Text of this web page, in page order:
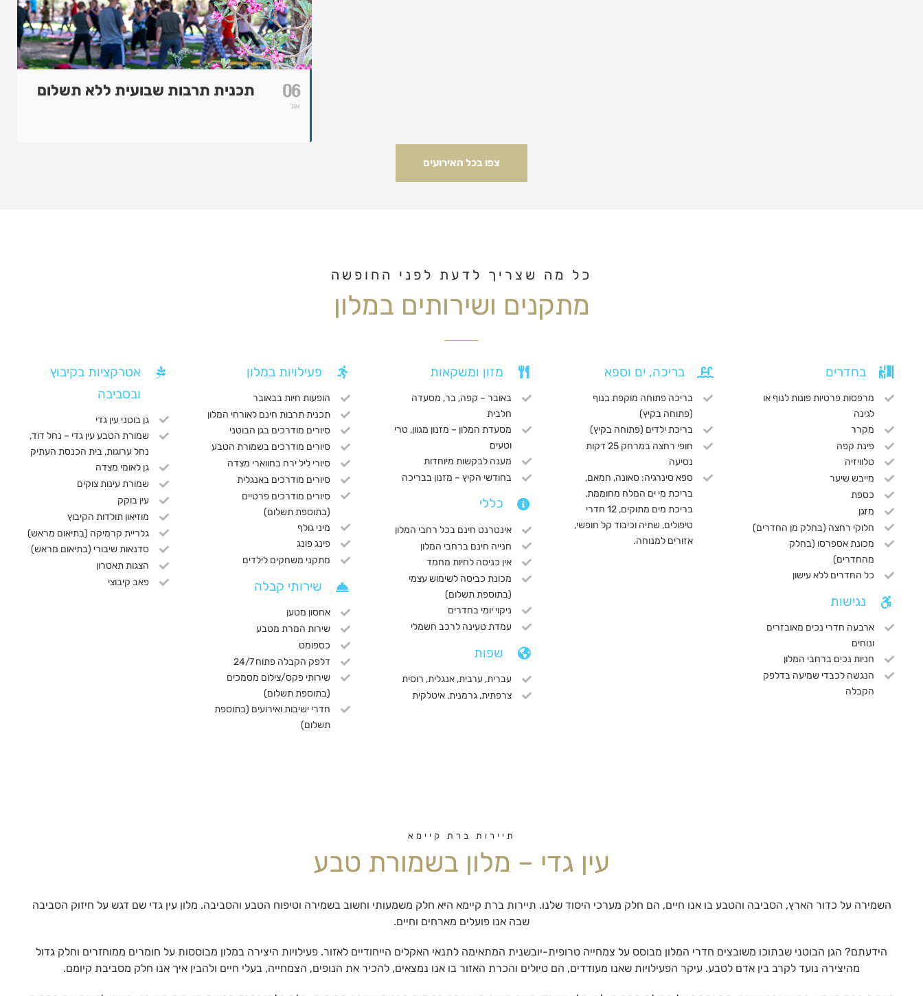
06
אוג'
תכנית תרבות שבועית ללא תשלום
צפו בכל האירועים
כל מה שצריך לדעת לפני החופשה
מתקנים ושירותים במלון
בחדרים
מרפסות פרטיות פונות לנוף או
לגינה
מקרר
פינת קפה
טלוויזיה
מייבש שיער
כספת
מזגן
חלוקי רחצה (בחלק מן החדרים)
מכונת אספרסו (בחלק
מהחדרים)
כל החדרים ללא עישון
נגישות
ארבעה חדרי נכים מאובזרים
ונוחים
חניות נכים ברחבי המלון
הנגשה לכבדי שמיעה בדלפק
הקבלה
בריכה, ים וספא
בריכה פתוחה מוקפת בנוף
(פתוחה בקיץ)
בריכת ילדים (פתוחה בקיץ)
חופי רחצה במרחק 25 דקות
נסיעה
ספא סינרגיה: סאונה, חמאם,
בריכת מי ים המלח מחוממת,
בריכת מים מתוקים, 12 חדרי
טיפולים, שתיה וכיבוד קל חופשי,
אזורים למנוחה.
מזון ומשקאות
באובר – קפה, בר, מסעדה
חלבית
מסעדת המלון – מזנון מגוון, טרי
וטעים
מענה לבקשות מיוחדות
בחודשי הקיץ – מזנון בבריכה
כללי
אינטרנט חינם בכל רחבי המלון
חנייה חינם ברחבי המלון
אין כניסה לחיות מחמד
מכונת כביסה לשימוש עצמי
(בתוספת תשלום)
ניקוי יומי בחדרים
עמדת טעינה לרכב חשמלי
שפות
עברית, ערבית, אנגלית, רוסית
צרפתית, גרמנית, איטלקית
פעילויות במלון
הופעות חיות בבאובר
תכנית תרבות חינם לאורחי המלון
סיורים מודרכים בגן הבוטני
סיורים מודרכים בשמורת הטבע
סיורי ליל ירח בחווארי מצדה
סיורים מודרכים באנגלית
סיורים מודרכים פרטיים
(בתוספת תשלום)
מיני גולף
פינג פונג
מתקני משחקים לילדים
שירותי קבלה
אחסון מטען
שירות המרת מטבע
כספומט
דלפק הקבלה פתוח 24/7
שירותי פקס/צילום מסמכים
(בתוספת תשלום)
חדרי ישיבות ואירועים (בתוספת
תשלום)
אטרקציות בקיבוץ
ובסביבה
גן בוטני עין גדי
שמורת הטבע עין גדי – נחל דוד,
נחל ערוגות, בית הכנסת העתיק
גן לאומי מצדה
שמורת עינות צוקים
עין בוקק
מוזיאון תולדות הקיבוץ
גלריית קרמיקה (בתיאום מראש)
סדנאות שיבורי (בתיאום מראש)
הצגות תאטרון
פאב קיבוצי
תיירות ברת קיימא
עין גדי – מלון בשמורת טבע
השמירה על כדור הארץ, הסביבה והטבע בו אנו חיים, הם חלק מערכי היסוד שלנו. תיירות ברת קיימא היא חלק משמעותי וחשוב בשמירה וטיפוח הטבע והסביבה. מלון עין גדי שם דגש על חיזוק הסביבה
שבה אנו פועלים מארחים וחיים.
הידעתם? הגן הבוטני שבתוכו משובצים חדרי המלון מבוסס על צמחייה טרופית-יובשנית המתאימה לתנאי האקלים הייחודיים לאזור. פעילויות היצירה במלון מבוססות על חומרים ממוחזרים וחלק גדול
מהיצירה נועד לקרב בין אדם לטבע. עיקר הפעילויות שאנו מעודדים, הם טיולים והכרת האזור בו אנו נמצאים, להכיר את הנופים, הצמחייה, בעלי חיים ולהבין איך אנו חלק מסביבת קיומם.